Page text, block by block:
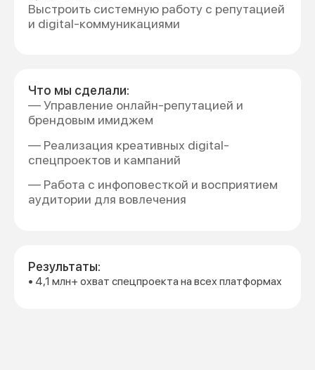
Выстроить системную работу с репутацией
и digital-коммуникациями
Что мы сделали:
— Управление онлайн-репутацией и
брендовым имиджем
— Реализация креативных digital-
спецпроектов и кампаний
— Работа с инфоповесткой и восприятием
аудитории для вовлечения
Результаты:
• 4,1 млн+ охват спецпроекта на всех платформах